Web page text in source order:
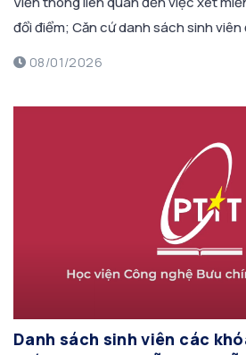
đổi điểm; Căn cứ danh sách sinh
miễn thi, xét chuyển đổi điểm, xét đạt
08/01/2026
Danh sách sinh viên các